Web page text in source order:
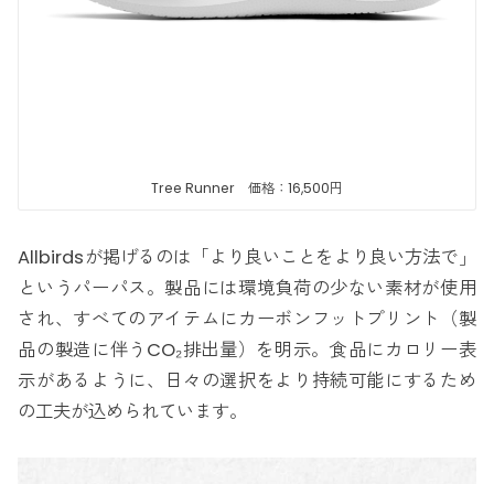
Tree Runner 価格：16,500円
Allbirdsが掲げるのは「より良いことをより良い方法で」
というパーパス。製品には環境負荷の少ない素材が使用
され、すべてのアイテムにカーボンフットプリント（製
品の製造に伴うCO₂排出量）を明示。食品にカロリー表
示があるように、日々の選択をより持続可能にするため
の工夫が込められています。